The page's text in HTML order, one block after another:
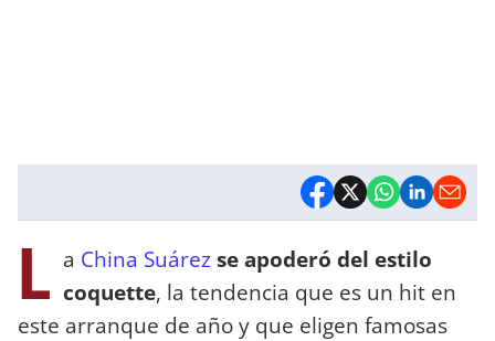
L a China Suárezse apoderó del estilo
coquette, la tendencia que es un hit en
este arranque de año y que eligen famosas